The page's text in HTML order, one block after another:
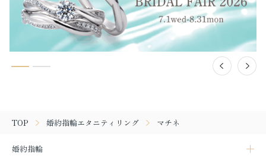
TOP 婚約指輪エタニティリング マチネ
婚約指輪